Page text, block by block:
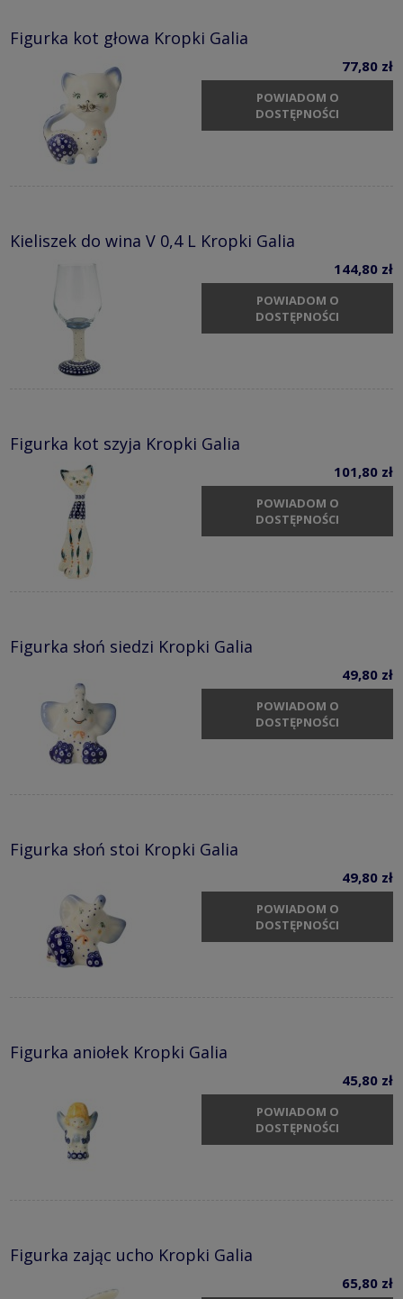
Figurka kot głowa Kropki Galia
77,80 zł
POWIADOM O
DOSTĘPNOŚCI
Kieliszek do wina V 0,4 L Kropki Galia
144,80 zł
POWIADOM O
DOSTĘPNOŚCI
Figurka kot szyja Kropki Galia
101,80 zł
POWIADOM O
DOSTĘPNOŚCI
Figurka słoń siedzi Kropki Galia
49,80 zł
POWIADOM O
DOSTĘPNOŚCI
Figurka słoń stoi Kropki Galia
49,80 zł
POWIADOM O
DOSTĘPNOŚCI
Figurka aniołek Kropki Galia
45,80 zł
POWIADOM O
DOSTĘPNOŚCI
Figurka zając ucho Kropki Galia
65,80 zł